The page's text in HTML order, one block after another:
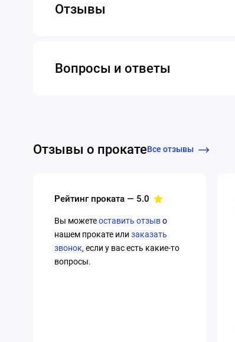
Отзывы
Вопросы и ответы
Отзывы о прокатеВсе отзывы
Рейтинг проката — 5.0
Вы можетеоставить отзыво
нашем прокате илизаказать
звонок, если у вас есть какие-то
вопросы.